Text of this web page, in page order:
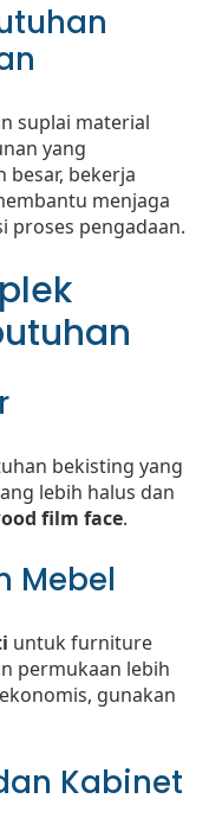
suplai material
yang
bekerja
menjaga
proses pengadaan.
bekisting yang
lebih halus dan
film face.
Mebel
untuk furniture
permukaan lebih
gunakan
Kabinet